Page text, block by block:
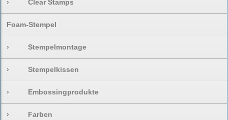
› Clear Stamps
Foam-Stempel
› Stempelmontage
› Stempelkissen
› Embossingprodukte
› Farben